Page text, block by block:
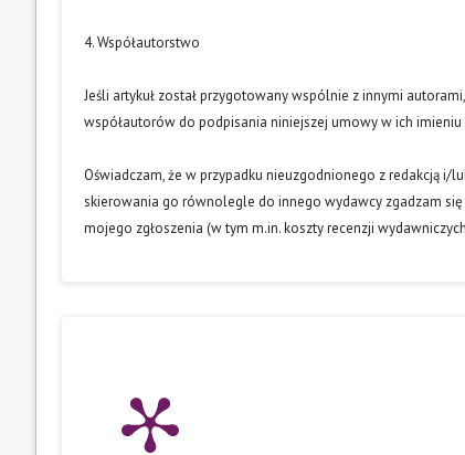
4. Współautorstwo
Jeśli artykuł został przygotowany wspólnie z innymi
współautorów do podpisania niniejszej umowy w ich
Oświadczam, że w przypadku nieuzgodnionego z redakcją
skierowania go równolegle do innego wydawcy zgadzam
mojego zgłoszenia (w tym m.in. koszty recenzji